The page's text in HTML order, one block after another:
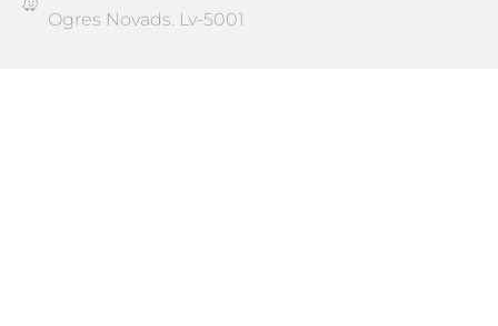
Ogres Novads. Lv-5001